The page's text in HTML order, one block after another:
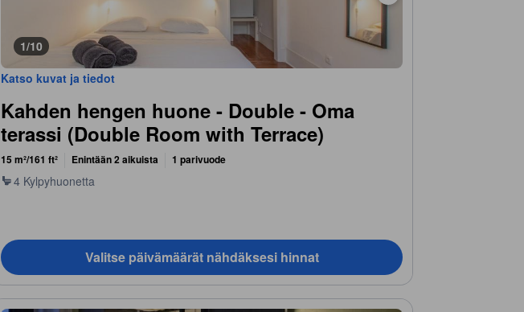
1/10
Katso kuvat ja tiedot
Kahden hengen huone - Double - Oma
terassi (Double Room with Terrace)
15 m²/161 ft² Enintään 2 aikuista 1 parivuode
4 Kylpyhuonetta
Valitse päivämäärät nähdäksesi hinnat